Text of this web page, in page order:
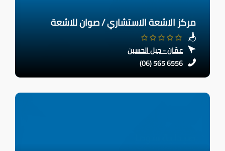
مركز الاشعة الاستشاري / صوان للاشعة
عمّان - جبل الحسين
(06) 565 6556